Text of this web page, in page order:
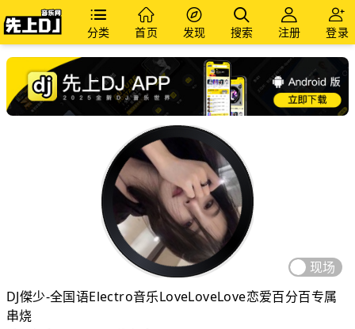
分类 首页 发现 搜索 注册 登录
现场
DJ傑少-全国语Electro音乐LoveLoveLove恋爱百分百专属
串烧